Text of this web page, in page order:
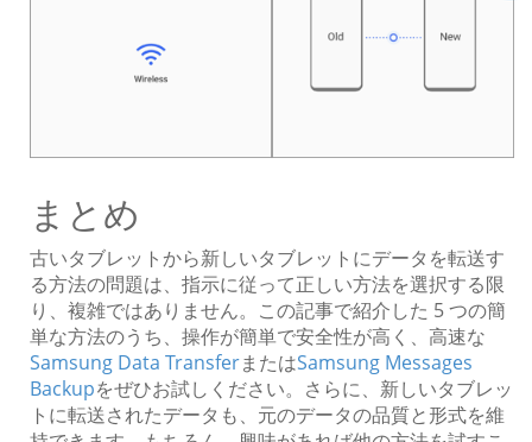
まとめ
古いタブレットから新しいタブレットにデータを転送す
る方法の問題は、指示に従って正しい方法を選択する限
り、複雑ではありません。この記事で紹介した 5 つの簡
単な方法のうち、操作が簡単で安全性が高く、高速な
Samsung Data TransferまたはSamsung Messages
Backupをぜひお試しください。さらに、新しいタブレッ
トに転送されたデータも、元のデータの品質と形式を維